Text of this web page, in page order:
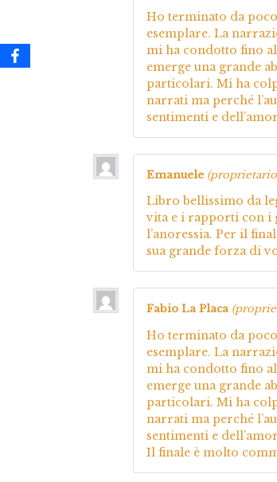
Ho terminato da
esemplare. La
mi ha condotto fino
emerge una grande
particolari. Mi ha
narrati ma perché
sentimenti e
Emanuele
Libro bellissimo da
vita e i rapporti con i
l’anoressia. Per il
sua grande forza di
Fabio La Placa
Ho terminato da
esemplare. La
mi ha condotto fino
emerge una grande
particolari. Mi ha
narrati ma perché
sentimenti e
Il finale è molto